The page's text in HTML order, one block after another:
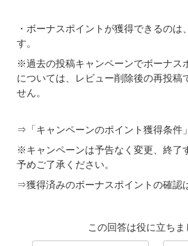
・ボーナスポイントが獲得できるの
す。
※過去の投稿キャンペーンでボーナス
については、レビュー削除後の再投稿
せん。
⇒「キャンペーンのポイント獲得条件
※キャンペーンは予告なく変更、終了
予めご了承ください。
⇒獲得済みのボーナスポイントの確認
この回答は役に立ちま